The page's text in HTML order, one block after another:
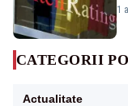
1
CATEGORII
Actualitate